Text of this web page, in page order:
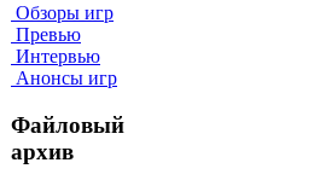
Обзоры игр
Превью
Интервью
Анонсы игр
Файловый
архив